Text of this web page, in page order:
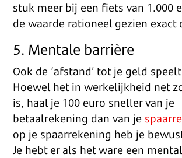
stuk meer bij een fiets van 1.000
de waarde rationeel gezien exact
5. Mentale barrière
Ook de ‘afstand’ tot je geld
Hoewel het in werkelijkheid net
is, haal je 100 euro sneller van je
betaalrekening dan van je
op je spaarrekening heb je
Je hebt er als het ware een